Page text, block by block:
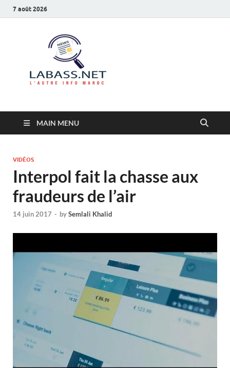
7 août 2026
MAIN MENU
VIDÉOS
Interpol fait la chasse aux
fraudeurs de l’air
14 juin 2017 - bySemlali Khalid